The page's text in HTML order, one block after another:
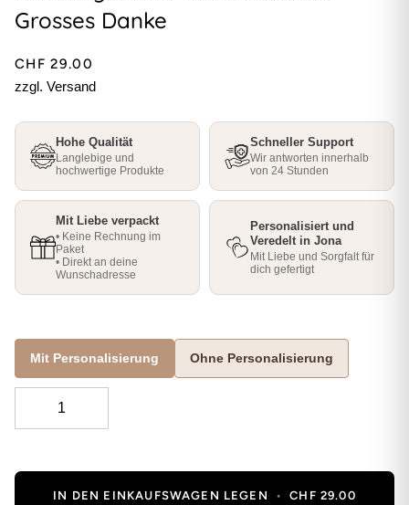
Grosses Danke
CHF 29.00
zzgl. Versand
Hohe Qualität
Langlebige und
hochwertige Produkte
Schneller Support
Wir antworten innerhalb
von 24 Stunden
Mit Liebe verpackt
• Keine Rechnung im
Paket
• Direkt an deine
Wunschadresse
Personalisiert und
Veredelt in Jona
Mit Liebe und Sorgfalt für
dich gefertigt
Mit Personalisierung Ohne Personalisierung
IN DEN EINKAUFSWAGEN LEGEN • CHF 29.00